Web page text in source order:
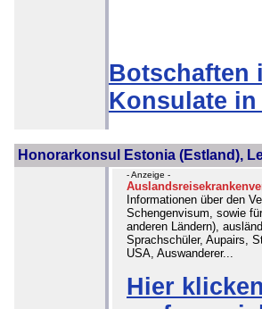
Botschaften
Konsulate in
Honorarkonsul Estonia (Estland),
- Anzeige -
Informationen über den
Schengenvisum, sowie
anderen Ländern),
Sprachschüler, Aupairs,
USA, Auswanderer...
Hier